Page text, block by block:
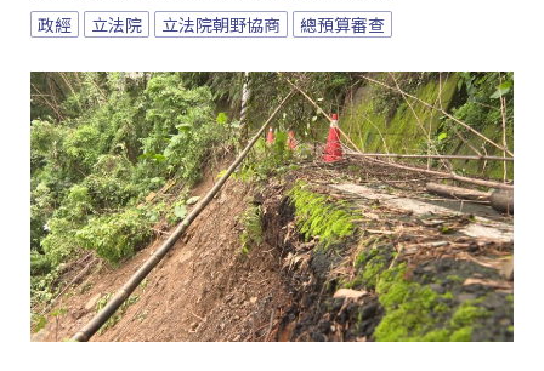
政經 立法院 立法院朝野協商 總預算審查